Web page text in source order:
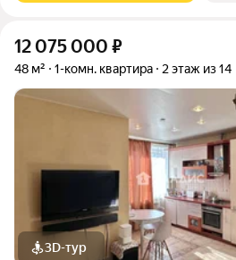
12 075 000 ₽
48 м² 1-комн. квартира 2 этаж из 14
3D-тур